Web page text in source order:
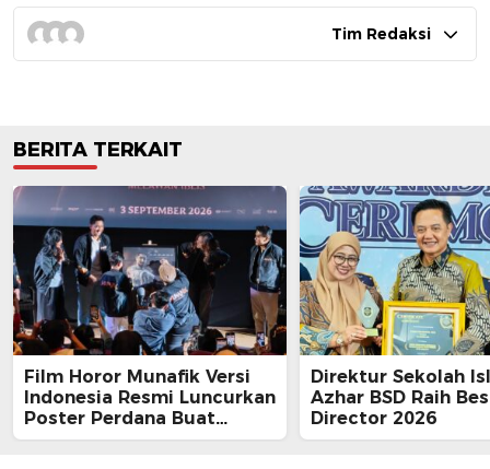
Tim Redaksi
BERITA TERKAIT
Film Horor Munafik Versi
Indonesia Resmi Luncurkan
Poster Perdana Buat
Kesan Spiritual Religi
Direktur Sekolah
Azhar BSD Raih
Director 2026